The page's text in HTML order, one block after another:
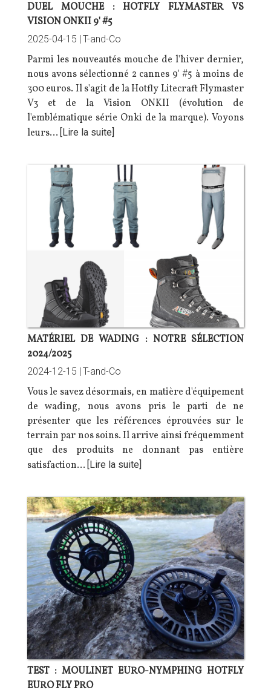
DUEL MOUCHE : HOTFLY FLYMASTER VS
VISION ONKII 9' #5
2025-04-15 | T-and-Co
Parmi les nouveautés mouche de l'hiver dernier,
nous avons sélectionné 2 cannes 9' #5 à moins de
300 euros. Il s'agit de la Hotfly Litecraft Flymaster
V3 et de la Vision ONKII (évolution de
l'emblématique série Onki de la marque). Voyons
leurs… [Lire la suite]
MATÉRIEL DE WADING : NOTRE SÉLECTION
2024/2025
2024-12-15 | T-and-Co
Vous le savez désormais, en matière d'équipement
de wading, nous avons pris le parti de ne
présenter que les références éprouvées sur le
terrain par nos soins. Il arrive ainsi fréquemment
que des produits ne donnant pas entière
satisfaction… [Lire la suite]
TEST : MOULINET EURO-NYMPHING HOTFLY
EURO FLY PRO